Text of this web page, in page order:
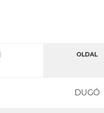
OLDAL
DUGÓ